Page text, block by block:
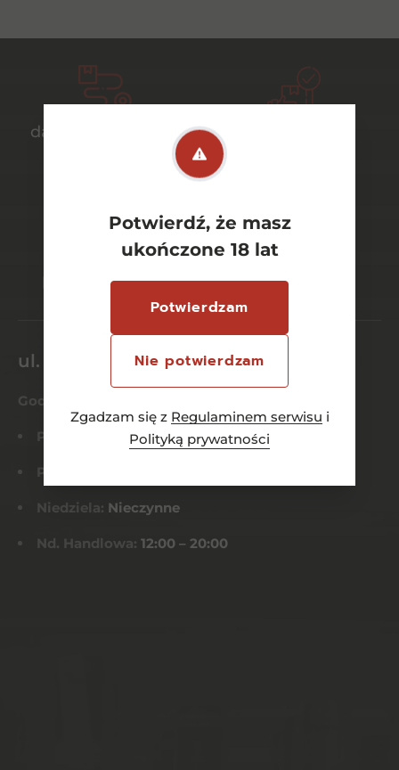
Potwierdź, że masz
ukończone 18 lat
Potwierdzam
Nie potwierdzam
Zgadzam się z Regulaminem serwisu i
Polityką prywatności
darmowa dostawa
bezpieczne
płatności online
szeroki wybór
asortymentu
ul. Dworcowa 26/6
Godziny otwarcia
Pn-Czw: 8:00 – 21:00
Pt-Sob:
Niedziela: Nieczynne
Nd. Handlowa: 12:00 – 20:00